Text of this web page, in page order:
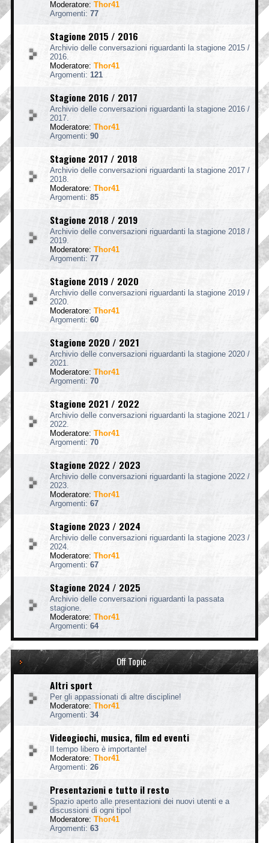
Moderatore: Thor41
Argomenti: 77
Stagione 2015 / 2016
Archivio delle conversazioni riguardanti la stagione 2015 /
2016.
Moderatore: Thor41
Argomenti: 121
Stagione 2016 / 2017
Archivio delle conversazioni riguardanti la stagione 2016 /
2017.
Moderatore: Thor41
Argomenti: 90
Stagione 2017 / 2018
Archivio delle conversazioni riguardanti la stagione 2017 /
2018.
Moderatore: Thor41
Argomenti: 85
Stagione 2018 / 2019
Archivio delle conversazioni riguardanti la stagione 2018 /
2019.
Moderatore: Thor41
Argomenti: 77
Stagione 2019 / 2020
Archivio delle conversazioni riguardanti la stagione 2019 /
2020.
Moderatore: Thor41
Argomenti: 60
Stagione 2020 / 2021
Archivio delle conversazioni riguardanti la stagione 2020 /
2021.
Moderatore: Thor41
Argomenti: 70
Stagione 2021 / 2022
Archivio delle conversazioni riguardanti la stagione 2021 /
2022.
Moderatore: Thor41
Argomenti: 70
Stagione 2022 / 2023
Archivio delle conversazioni riguardanti la stagione 2022 /
2023.
Moderatore: Thor41
Argomenti: 67
Stagione 2023 / 2024
Archivio delle conversazioni riguardanti la stagione 2023 /
2024.
Moderatore: Thor41
Argomenti: 67
Stagione 2024 / 2025
Archivio delle conversazioni riguardanti la passata
stagione.
Moderatore: Thor41
Argomenti: 64
Off Topic
Altri sport
Per gli appassionati di altre discipline!
Moderatore: Thor41
Argomenti: 34
Videogiochi, musica, film ed eventi
Il tempo libero è importante!
Moderatore: Thor41
Argomenti: 26
Presentazioni e tutto il resto
Spazio aperto alle presentazioni dei nuovi utenti e a
discussioni di ogni tipo!
Moderatore: Thor41
Argomenti: 63